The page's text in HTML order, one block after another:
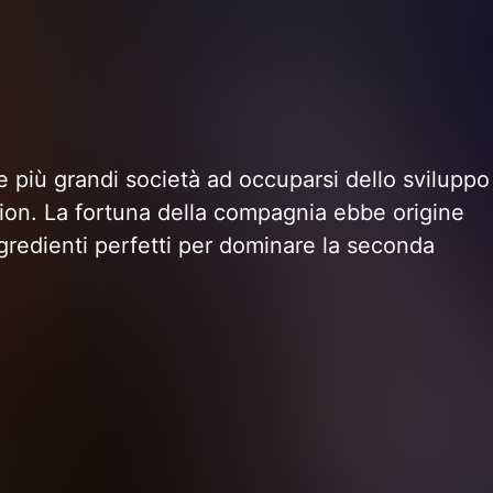
grandi società ad occuparsi dello sviluppo
La fortuna della compagnia ebbe origine
perfetti per dominare la seconda